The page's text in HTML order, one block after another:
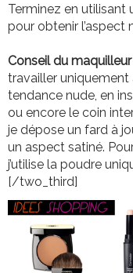
Terminez en utilisant
pour obtenir l’aspect
Conseil du
travailler
tendance nude, en
ou encore le coin
je dépose un fard à
un aspect satiné.
j’utilise la poudre
[/two_third]